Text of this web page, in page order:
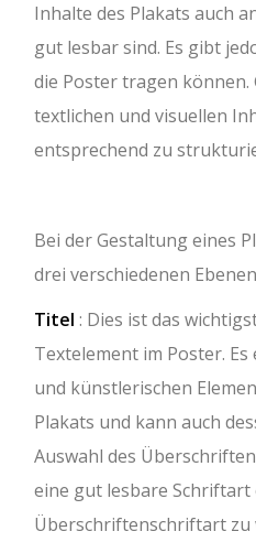
Inhalte des Plakats auch
gut lesbar sind. Es gibt
die Poster tragen können.
textlichen und visuellen
entsprechend zu
Bei der Gestaltung eines
drei verschiedenen
Titel : Dies ist das
Textelement im Poster.
und künstlerischen
Plakats und kann auch
Auswahl des
eine gut lesbare
Überschriftenschriftart zu